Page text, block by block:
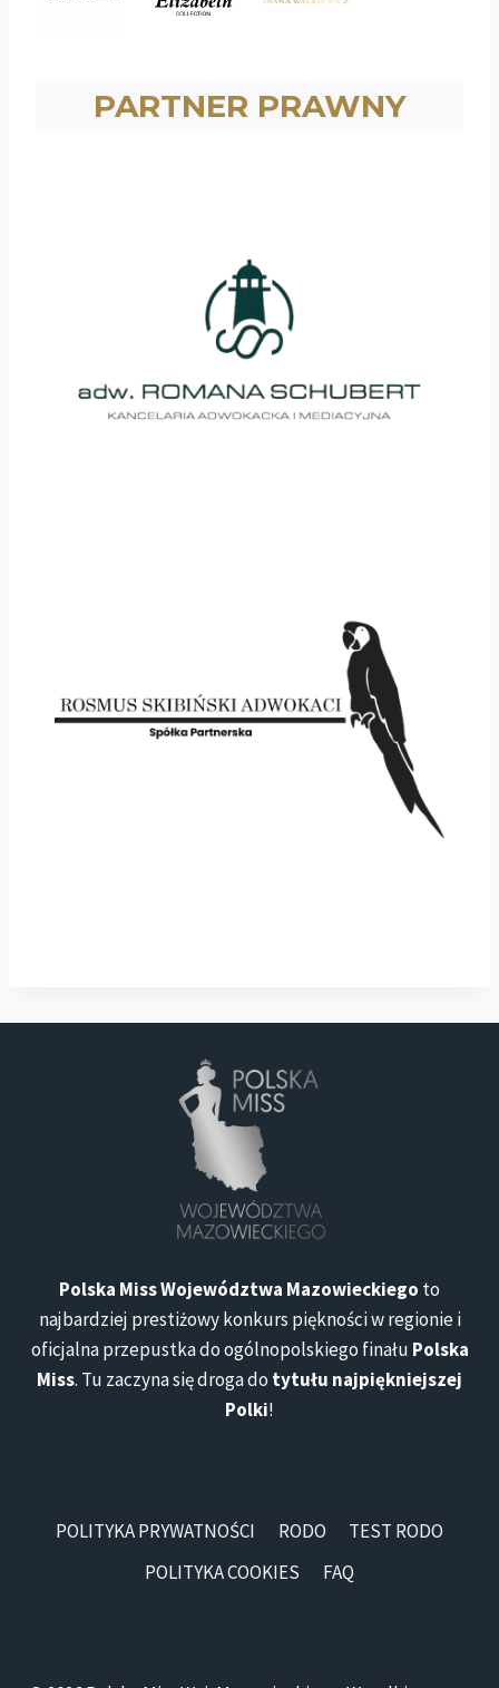
PARTNER PRAWNY
Polska Miss Województwa Mazowieckiego to
najbardziej prestiżowy konkurs piękności w regionie i
oficjalna przepustka do ogólnopolskiego finału Polska
Miss. Tu zaczyna się droga do tytułu najpiękniejszej
Polki!
POLITYKA PRYWATNOŚCI RODO
TEST RODO
POLITYKA COOKIES
FAQ